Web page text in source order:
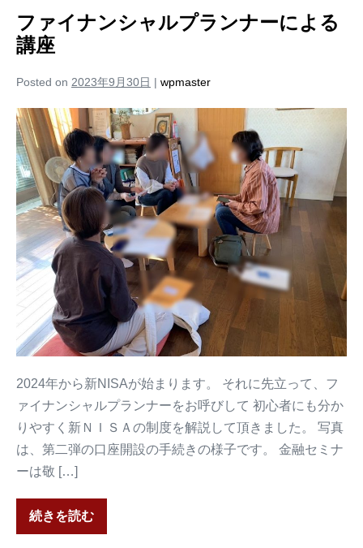
ファイナンシャルプランナーによる
講座
Posted on 2023年9月30日 | wpmaster
2024年から新NISAが始まります。 それに先立って、フ
ァイナンシャルプランナーをお呼びして 初心者にも分か
りやすく新ＮＩＳＡの制度を解説して頂きました。 写真
は、第二弾の口座開設の手続きの様子です。 金融セミナ
ーは敬 […]
続きを読む